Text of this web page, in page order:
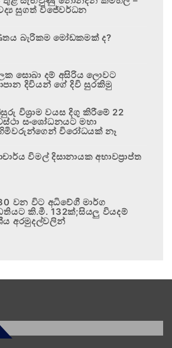
සුගත් විජේවර්ධන
බැරිකම මෝඩකමක් ද?
සොබා දම් අසිරිය ලොවට
දිවියන් ගේ දිවි සුරකිමු
විශ්‍රාම වයස දිගු කිරීමේ 22
සංශෝධනයට මහා
විරෝධයක් නෑ
විමල් දිසානායක අභාවප්‍රාප්ත
වන විට අධිවේගී මාර්ග
කි.මී. 132ක්;සියලු වියදම්
අරමුදල්වලින්